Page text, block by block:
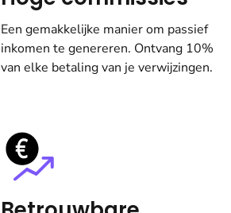
Een gemakkelijke manier om passief
inkomen te genereren. Ontvang 10%
van elke betaling van je verwijzingen.